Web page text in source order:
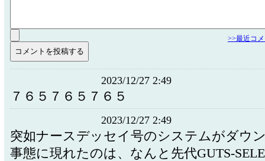
>>最近コ
2023/12/27 2:49
７６５７６５７６５
2023/12/27 2:49
突如ナースデッセイ号のシステムがダウ
事態に現れたのは、なんと先代GUTS-